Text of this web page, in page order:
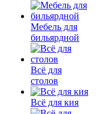
Мебель для
бильярдной
Всё для
столов
Всё для кия